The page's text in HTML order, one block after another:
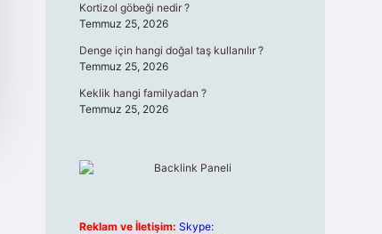
Kortizol göbeği nedir ?
Temmuz 25, 2026
Denge için hangi doğal taş kullanılır ?
Temmuz 25, 2026
Keklik hangi familyadan ?
Temmuz 25, 2026
Reklam ve İletişim: Skype: